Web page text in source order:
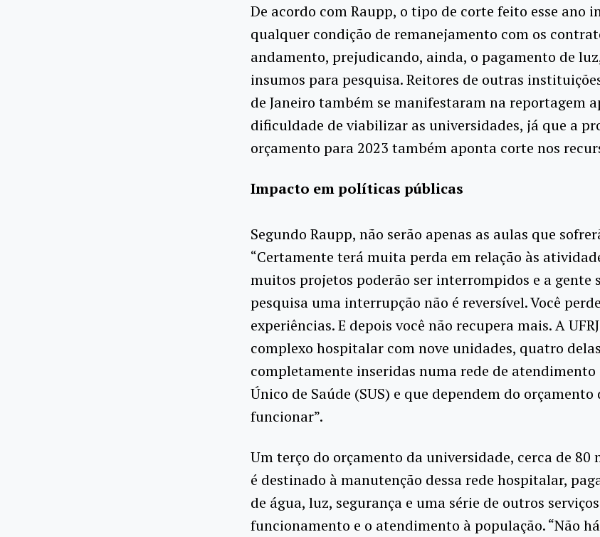
De acordo com Raupp, o tipo de corte feito esse ano
qualquer condição de remanejamento com os
andamento, prejudicando, ainda, o pagamento de
insumos para pesquisa. Reitores de outras
de Janeiro também se manifestaram na reportagem
dificuldade de viabilizar as universidades, já que a
orçamento para 2023 também aponta corte nos
Impacto em políticas públicas
Segundo Raupp, não serão apenas as aulas que
“Certamente terá muita perda em relação às
muitos projetos poderão ser interrompidos e a gente
pesquisa uma interrupção não é reversível. Você
experiências. E depois você não recupera mais. A
complexo hospitalar com nove unidades, quatro
completamente inseridas numa rede de atendimento
Único de Saúde (SUS) e que dependem do orçamento
funcionar”.
Um terço do orçamento da universidade, cerca de 80
é destinado à manutenção dessa rede hospitalar,
de água, luz, segurança e uma série de outros
funcionamento e o atendimento à população. “Não